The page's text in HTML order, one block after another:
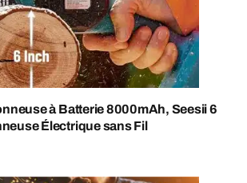
à Batterie 8000mAh, Seesii 6
Électrique sans Fil